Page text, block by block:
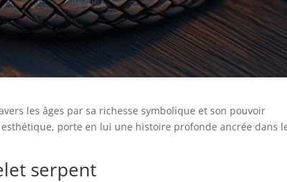
les âges par sa richesse symbolique et son pouvoir
porte en lui une histoire profonde ancrée dans
serpent